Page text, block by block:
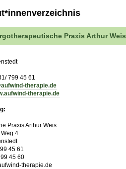
Praxis Arthur Weis
799 45 61
therapie.de
therapie.de
Praxis Arthur Weis
4
45 61
45 60
therapie.de